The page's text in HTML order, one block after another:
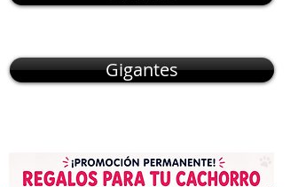
Gigantes